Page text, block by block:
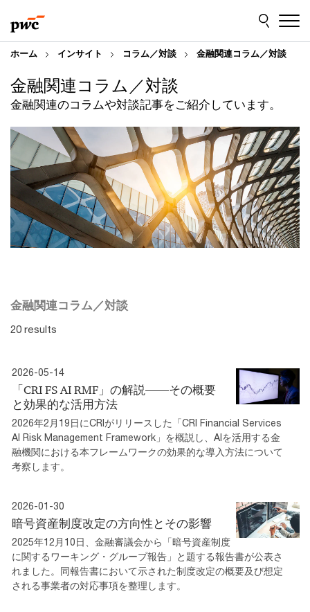
to
content
to
footer
ホーム インサイト コラム／対談 金融関連コラム／対談
金融関連のコラムや対談記事をご紹介しています。
金融関連コラム／対談
金融関連コラム／対談
20 results
2026-05-14
「CRI FS AI RMF」の解説――その概要
と効果的な活用方法
2026年2月19日にCRIがリリースした「CRI Financial Services
AI Risk Management Framework」を概説し、AIを活用する金
融機関における本フレームワークの効果的な導入方法について
考察します。
2026-01-30
暗号資産制度改定の方向性とその影響
2025年12月10日、金融審議会から「暗号資産制度
に関するワーキング・グループ報告」と題する報告書が公表さ
れました。同報告書において示された制度改定の概要及び想定
される事業者の対応事項を整理します。